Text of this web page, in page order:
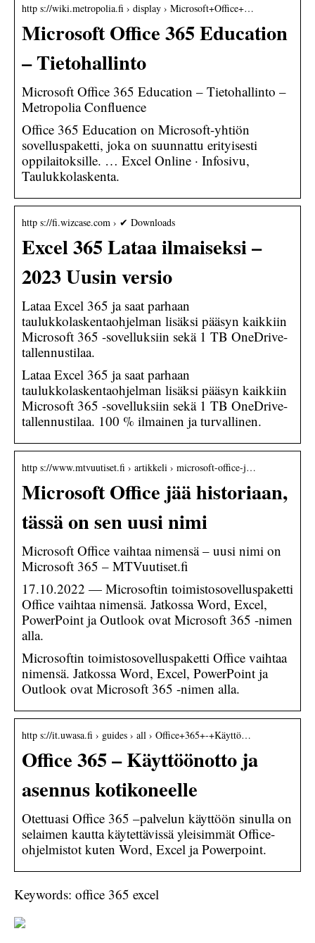
http s://wiki.metropolia.fi › display › Microsoft+Office+…
Microsoft Office 365 Education
– Tietohallinto
Microsoft Office 365 Education – Tietohallinto –
Metropolia Confluence
Office 365 Education on Microsoft-yhtiön
sovelluspaketti, joka on suunnattu erityisesti
oppilaitoksille. … Excel Online · Infosivu,
Taulukkolaskenta.
http s://fi.wizcase.com › ✔ Downloads
Excel 365 Lataa ilmaiseksi –
2023 Uusin versio
Lataa Excel 365 ja saat parhaan
taulukkolaskentaohjelman lisäksi pääsyn kaikkiin
Microsoft 365 -sovelluksiin sekä 1 TB OneDrive-
tallennustilaa.
Lataa Excel 365 ja saat parhaan
taulukkolaskentaohjelman lisäksi pääsyn kaikkiin
Microsoft 365 -sovelluksiin sekä 1 TB OneDrive-
tallennustilaa. 100 % ilmainen ja turvallinen.
http s://www.mtvuutiset.fi › artikkeli › microsoft-office-j…
Microsoft Office jää historiaan,
tässä on sen uusi nimi
Microsoft Office vaihtaa nimensä – uusi nimi on
Microsoft 365 – MTVuutiset.fi
17.10.2022 — Microsoftin toimistosovelluspaketti
Office vaihtaa nimensä. Jatkossa Word, Excel,
PowerPoint ja Outlook ovat Microsoft 365 -nimen
alla.
Microsoftin toimistosovelluspaketti Office vaihtaa
nimensä. Jatkossa Word, Excel, PowerPoint ja
Outlook ovat Microsoft 365 -nimen alla.
http s://it.uwasa.fi › guides › all › Office+365+-+Käyttö…
Office 365 – Käyttöönotto ja
asennus kotikoneelle
Otettuasi Office 365 –palvelun käyttöön sinulla on
selaimen kautta käytettävissä yleisimmät Office-
ohjelmistot kuten Word, Excel ja Powerpoint.
Keywords: office 365 excel